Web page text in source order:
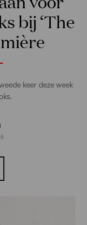
bij ‘The
keer deze week